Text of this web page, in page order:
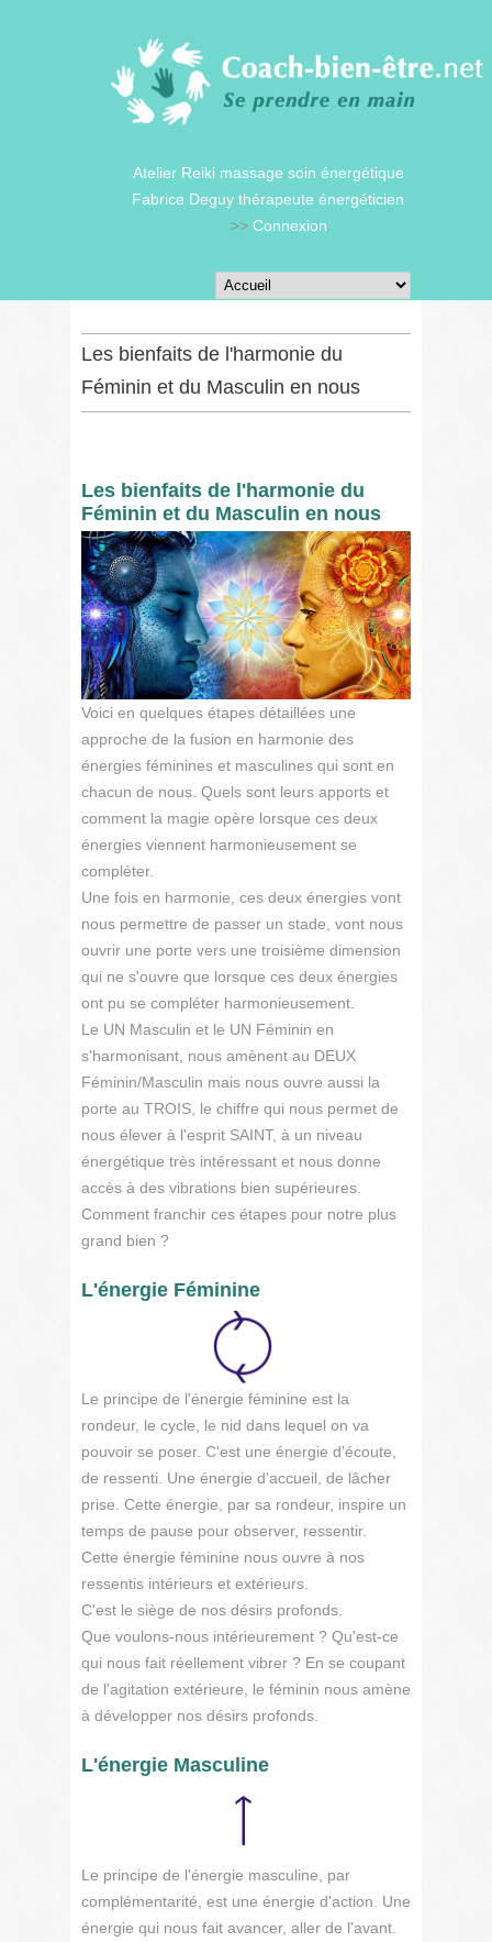
Atelier Reiki massage soin énergétique
Fabrice Deguy thérapeute énergéticien
>> Connexion
Les bienfaits de l'harmonie du
Féminin et du Masculin en nous
Les bienfaits de l'harmonie du
Féminin et du Masculin en nous
Voici en quelques étapes détaillées une
approche de la fusion en harmonie des
énergies féminines et masculines qui sont en
chacun de nous. Quels sont leurs apports et
comment la magie opère lorsque ces deux
énergies viennent harmonieusement se
compléter.
Une fois en harmonie, ces deux énergies vont
nous permettre de passer un stade, vont nous
ouvrir une porte vers une troisième dimension
qui ne s'ouvre que lorsque ces deux énergies
ont pu se compléter harmonieusement.
Le UN Masculin et le UN Féminin en
s'harmonisant, nous amènent au DEUX
Féminin/Masculin mais nous ouvre aussi la
porte au TROIS, le chiffre qui nous permet de
nous élever à l'esprit SAINT, à un niveau
énergétique très intéressant et nous donne
accès à des vibrations bien supérieures.
Comment franchir ces étapes pour notre plus
grand bien ?
L'énergie Féminine
Le principe de l'énergie féminine est la
rondeur, le cycle, le nid dans lequel on va
pouvoir se poser. C'est une énergie d'écoute,
de ressenti. Une énergie d'accueil, de lâcher
prise. Cette énergie, par sa rondeur, inspire un
temps de pause pour observer, ressentir.
Cette énergie féminine nous ouvre à nos
ressentis intérieurs et extérieurs.
C'est le siège de nos désirs profonds.
Que voulons-nous intérieurement ? Qu'est-ce
qui nous fait réellement vibrer ? En se coupant
de l'agitation extérieure, le féminin nous amène
à développer nos désirs profonds.
L'énergie Masculine
Le principe de l'énergie masculine, par
complémentarité, est une énergie d'action. Une
énergie qui nous fait avancer, aller de l'avant.